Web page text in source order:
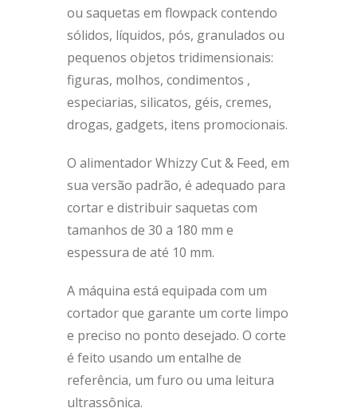
ou saquetas em flowpack contendo
sólidos, líquidos, pós, granulados ou
pequenos objetos tridimensionais:
figuras, molhos, condimentos ,
especiarias, silicatos, géis, cremes,
drogas, gadgets, itens promocionais.
O alimentador Whizzy Cut & Feed, em
sua versão padrão, é adequado para
cortar e distribuir saquetas com
tamanhos de 30 a 180 mm e
espessura de até 10 mm.
A máquina está equipada com um
cortador que garante um corte limpo
e preciso no ponto desejado. O corte
é feito usando um entalhe de
referência, um furo ou uma leitura
ultrassônica.